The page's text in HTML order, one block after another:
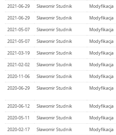
2021-06-29
Sławomir Studnik Modyfikacja
2021-06-29
Sławomir Studnik Modyfikacja
2021-05-07
Sławomir Studnik Modyfikacja
2021-05-07
Sławomir Studnik Modyfikacja
2021-03-19
Sławomir Studnik Modyfikacja
2021-02-02
Sławomir Studnik Modyfikacja
2020-11-06
Sławomir Studnik Modyfikacja
2020-06-29
Sławomir Studnik Modyfikacja
2020-06-12
Sławomir Studnik Modyfikacja
2020-05-11
Sławomir Studnik Modyfikacja
2020-02-17
Sławomir Studnik Modyfikacja